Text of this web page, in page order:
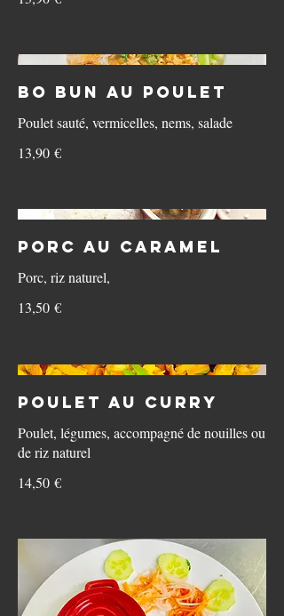
Bo bun au poulet
Poulet sauté, vermicelles, nems, salade
13,90 €
Porc au Caramel
Porc, riz naturel,
13,50 €
Poulet au curry
Poulet, légumes, accompagné de nouilles ou
de riz naturel
14,50 €